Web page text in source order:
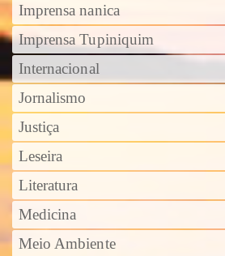
Imprensa nanica
Imprensa Tupiniquim
Internacional
Jornalismo
Justiça
Leseira
Literatura
Medicina
Meio Ambiente